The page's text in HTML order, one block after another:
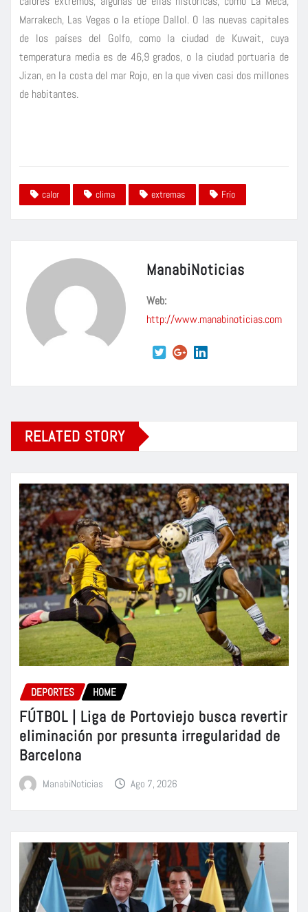
Marrakech, Las Vegas o la etíope Dallol. O las nuevas capitales
de los países del Golfo, como la ciudad de Kuwait, cuya
temperatura media es de 46,9 grados, o la ciudad portuaria de
Jizan, en la costa del mar Rojo, en la que viven casi dos millones
de habitantes.
calor clima extremas Frío
ManabiNoticias
Web:
http://www.manabinoticias.com
RELATED STORY
DEPORTES HOME
FÚTBOL | Liga de Portoviejo busca revertir
eliminación por presunta irregularidad de
Barcelona
ManabiNoticias Ago 7, 2026